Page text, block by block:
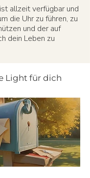
allzeit verfügbar und
die Uhr zu führen, zu
und der auf
dein Leben zu
Light für dich